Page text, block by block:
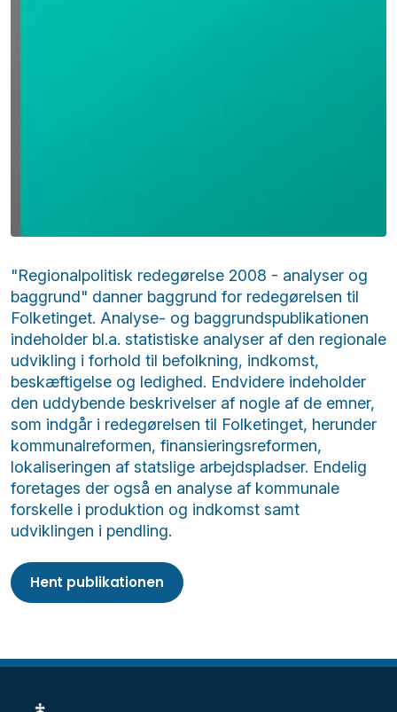
"Regionalpolitisk redegørelse 2008 - analyser og
baggrund" danner baggrund for redegørelsen til
Folketinget. Analyse- og baggrundspublikationen
indeholder bl.a. statistiske analyser af den regionale
udvikling i forhold til befolkning, indkomst,
beskæftigelse og ledighed. Endvidere indeholder
den uddybende beskrivelser af nogle af de emner,
som indgår i redegørelsen til Folketinget, herunder
kommunalreformen, finansieringsreformen,
lokaliseringen af statslige arbejdspladser. Endelig
foretages der også en analyse af kommunale
forskelle i produktion og indkomst samt
udviklingen i pendling.
Hent publikationen